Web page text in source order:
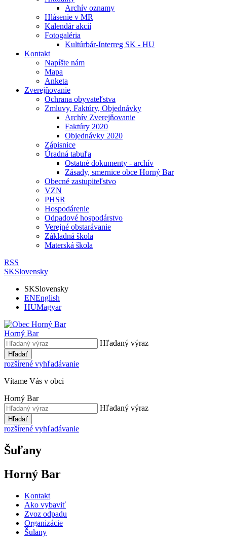
Archív oznamy
Hlásenie v MR
Kalendár akcií
Fotogaléria
Kultúrbár-Interreg SK - HU
Kontakt
Napíšte nám
Mapa
Anketa
Zverejňovanie
Ochrana obyvateľstva
Zmluvy, Faktúry, Objednávky
Archív Zverejňovanie
Faktúry 2020
Objednávky 2020
Zápisnice
Úradná tabuľa
Ostatné dokumenty - archív
Zásady, smernice obce Horný Bar
Obecné zastupiteľstvo
VZN
PHSR
Hospodárenie
Odpadové hospodárstvo
Verejné obstarávanie
Základná škola
Materská škola
RSS
SKSlovensky
SKSlovensky
ENEnglish
HUMagyar
Horný Bar
Hľadaný výraz
Hľadať
rozšírené vyhľadávanie
Vítame Vás v obci
Horný Bar
Hľadaný výraz
Hľadať
rozšírené vyhľadávanie
Šuľany
Horný Bar
Kontakt
Ako vybaviť
Zvoz odpadu
Organizácie
Šulany